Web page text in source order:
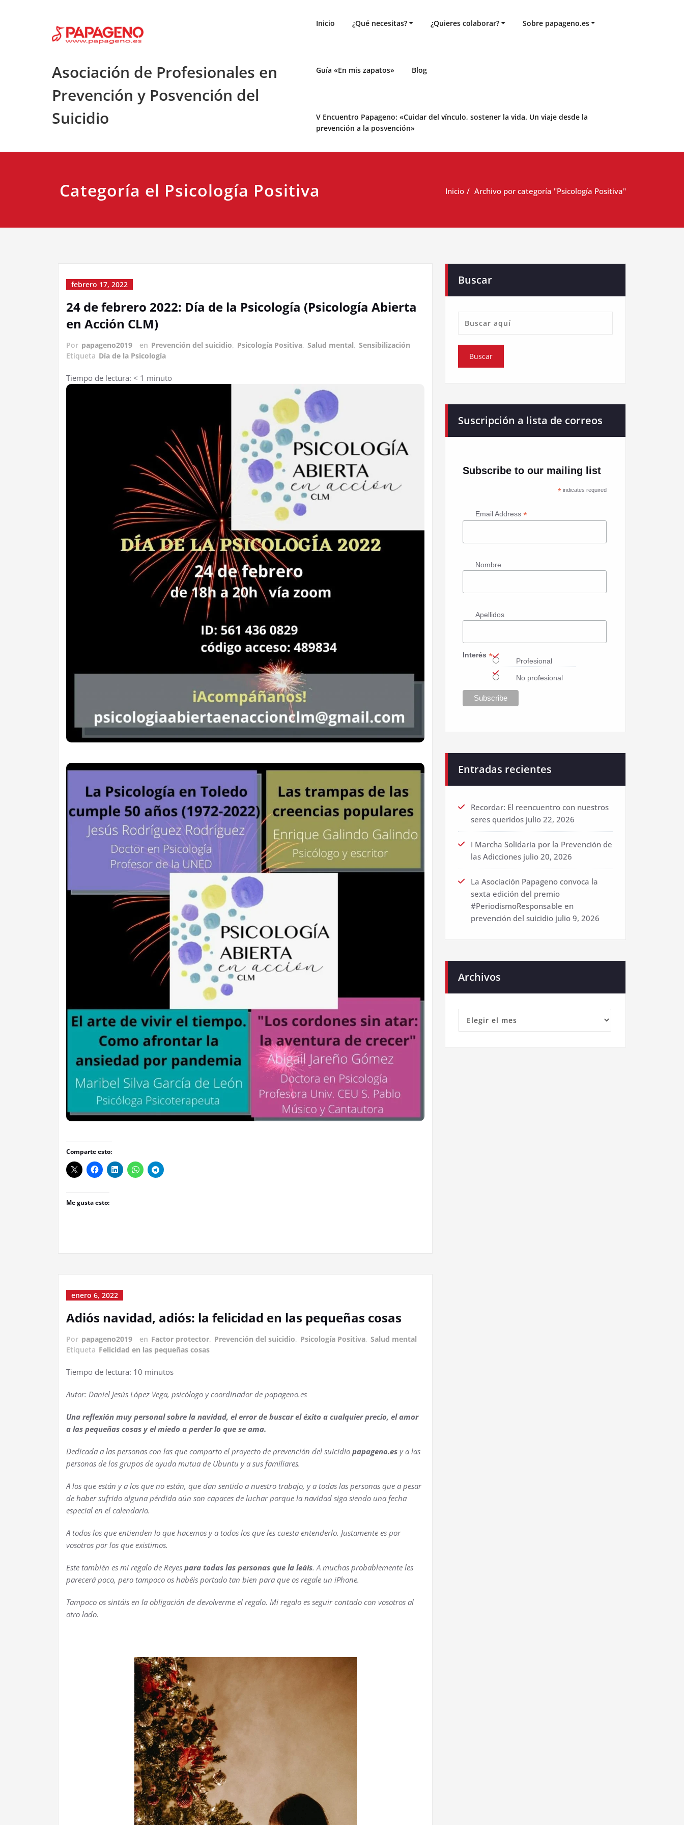
Asociación de Profesionales en
Prevención y Posvención del
Suicidio
Inicio ¿Qué necesitas? ¿Quieres colaborar? Sobre papageno.es
Guía «En mis zapatos» Blog
V Encuentro Papageno: «Cuidar del vínculo, sostener la vida. Un viaje desde la
prevención a la posvención»
Categoría el Psicología Positiva Inicio Archivo por categoría "Psicología Positiva"
febrero 17, 2022
24 de febrero 2022: Día de la Psicología (Psicología Abierta
en Acción CLM)
Por papageno2019 en Prevención del suicidio, Psicología Positiva, Salud mental, Sensibilización
Etiqueta Día de la Psicología
Tiempo de lectura: < 1 minuto
Comparte esto:
Me gusta esto:
enero 6, 2022
Adiós navidad, adiós: la felicidad en las pequeñas cosas
Por papageno2019 en Factor protector, Prevención del suicidio, Psicología Positiva, Salud mental
Etiqueta Felicidad en las pequeñas cosas
Tiempo de lectura: 10 minutos
Autor: Daniel Jesús López Vega, psicólogo y coordinador de papageno.es
Una reflexión muy personal sobre la navidad, el error de buscar el éxito a cualquier precio, el amor
a las pequeñas cosas y el miedo a perder lo que se ama.
Dedicada a las personas con las que comparto el proyecto de prevención del suicidio papageno.es y a las
personas de los grupos de ayuda mutua de Ubuntu y a sus familiares.
A los que están y a los que no están, que dan sentido a nuestro trabajo, y a todas las personas que a pesar
de haber sufrido alguna pérdida aún son capaces de luchar porque la navidad siga siendo una fecha
especial en el calendario.
A todos los que entienden lo que hacemos y a todos los que les cuesta entenderlo. Justamente es por
vosotros por los que existimos.
Este también es mi regalo de Reyes para todas las personas que la leáis. A muchas probablemente les
parecerá poco, pero tampoco os habéis portado tan bien para que os regale un iPhone.
Tampoco os sintáis en la obligación de devolverme el regalo. Mi regalo es seguir contado con vosotros al
otro lado.
Buscar
Suscripción a lista de correos
Subscribe to our mailing list
* indicates required
Email Address*
Nombre
Apellidos
Interés* Profesional
No profesional
Entradas recientes
Recordar: El reencuentro con nuestros
seres queridos julio 22, 2026
I Marcha Solidaria por la Prevención de
las Adicciones julio 20, 2026
La Asociación Papageno convoca la
sexta edición del premio
#PeriodismoResponsable en
prevención del suicidio julio 9, 2026
Archivos